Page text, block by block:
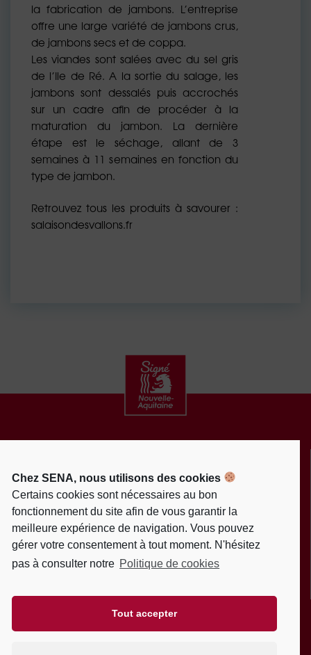
Chez SENA, nous utilisons des cookies
Certains cookies sont nécessaires au bon
fonctionnement du site afin de vous garantir la
meilleure expérience de navigation. Vous pouvez
gérer votre consentement à tout moment. N'hésitez
pas à consulter notre Politique de cookies
Tout accepter
la fabrication de jambons. L’entreprise
offre une large variété de jambons crus,
de jambons secs et de coppa.
Les viandes sont salées avec du sel gris
de l’Ile de Ré. A la sortie du salage, les
jambons sont dessalés puis accrochés
sur un cadre afin de procéder à la
maturation du jambon. La dernière
étape est le séchage, allant de 3
semaines à 11 semaines en fonction du
type de jambon.
Retrouvez tous les produits à savourer :
salaisondesvallons.fr
ACTUALITÉS
MENTIONS LÉGALES
POLITIQUE DE PROTECTION DES DONNÉES
PERSONNELLES
POLITIQUE DE COOKIES (EU)
PLAN DU SITE
UNE DÉMARCHE
SOUTENUE PAR